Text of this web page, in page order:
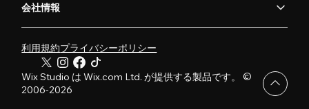
会社情報
利用規約プライバシーポリシー
Wix Studio は Wix.com Ltd. が提供する製品です。 ©
2006-2026